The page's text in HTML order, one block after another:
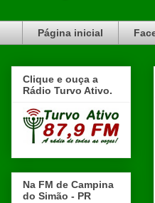
Página inicial
Clique e ouça a
Rádio Turvo Ativo.
Na FM de Campina
do Simão - PR